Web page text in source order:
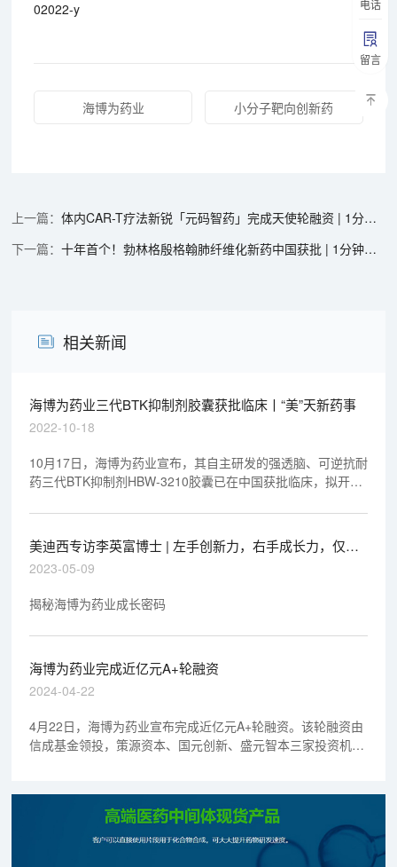
电话
留言
02022-y
海博为药业 小分子靶向创新药
体内CAR-T疗法新锐「元码智药」完成天使轮融资 | 1分钟药闻速览
十年首个！勃林格殷格翰肺纤维化新药中国获批 | 1分钟药闻速览
相关新闻
海博为药业三代BTK抑制剂胶囊获批临床丨“美”天新药事
2022-10-18
10月17日，海博为药业宣布，其自主研发的强透脑、可逆抗耐
药三代BTK抑制剂HBW-3210胶囊已在中国获批临床，拟开发
美迪西专访李英富博士 | 左手创新力，右手成长力，仅成
立4年的海博为药业凭什么？
2023-05-09
揭秘海博为药业成长密码
海博为药业完成近亿元A+轮融资
2024-04-22
4月22日，海博为药业宣布完成近亿元A+轮融资。该轮融资由
信成基金领投，策源资本、国元创新、盛元智本三家投资机构